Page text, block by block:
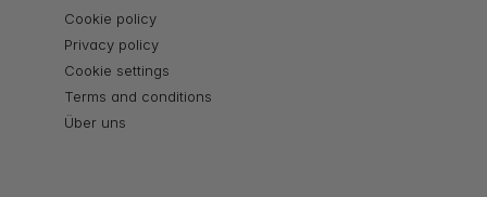
Cookie policy
Privacy policy
Cookie settings
Terms and conditions
Über uns